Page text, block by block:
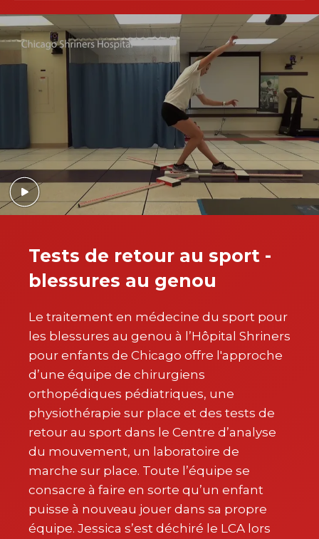
Tests de retour au sport -
blessures au genou
Le traitement en médecine du sport pour
les blessures au genou à l’Hôpital Shriners
pour enfants de Chicago offre l'approche
d’une équipe de chirurgiens
orthopédiques pédiatriques, une
physiothérapie sur place et des tests de
retour au sport dans le Centre d’analyse
du mouvement, un laboratoire de
marche sur place. Toute l’équipe se
consacre à faire en sorte qu’un enfant
puisse à nouveau jouer dans sa propre
équipe. Jessica s’est déchiré le LCA lors